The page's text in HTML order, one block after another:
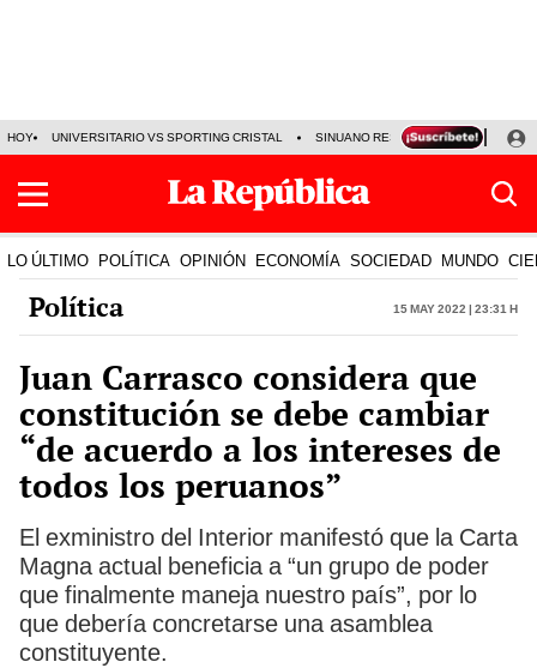
HOY UNIVERSITARIO VS SPORTING CRISTAL SINUANO RESULTADOS HOY
LO ÚLTIMO POLÍTICA OPINIÓN ECONOMÍA SOCIEDAD MUNDO
Política 15 May 2022 | 23:31 h
Juan Carrasco considera que
constitución se debe cambiar
“de acuerdo a los intereses de
todos los peruanos”
El exministro del Interior manifestó que la Carta
Magna actual beneficia a “un grupo de poder
que finalmente maneja nuestro país”, por lo
que debería concretarse una asamblea
constituyente.